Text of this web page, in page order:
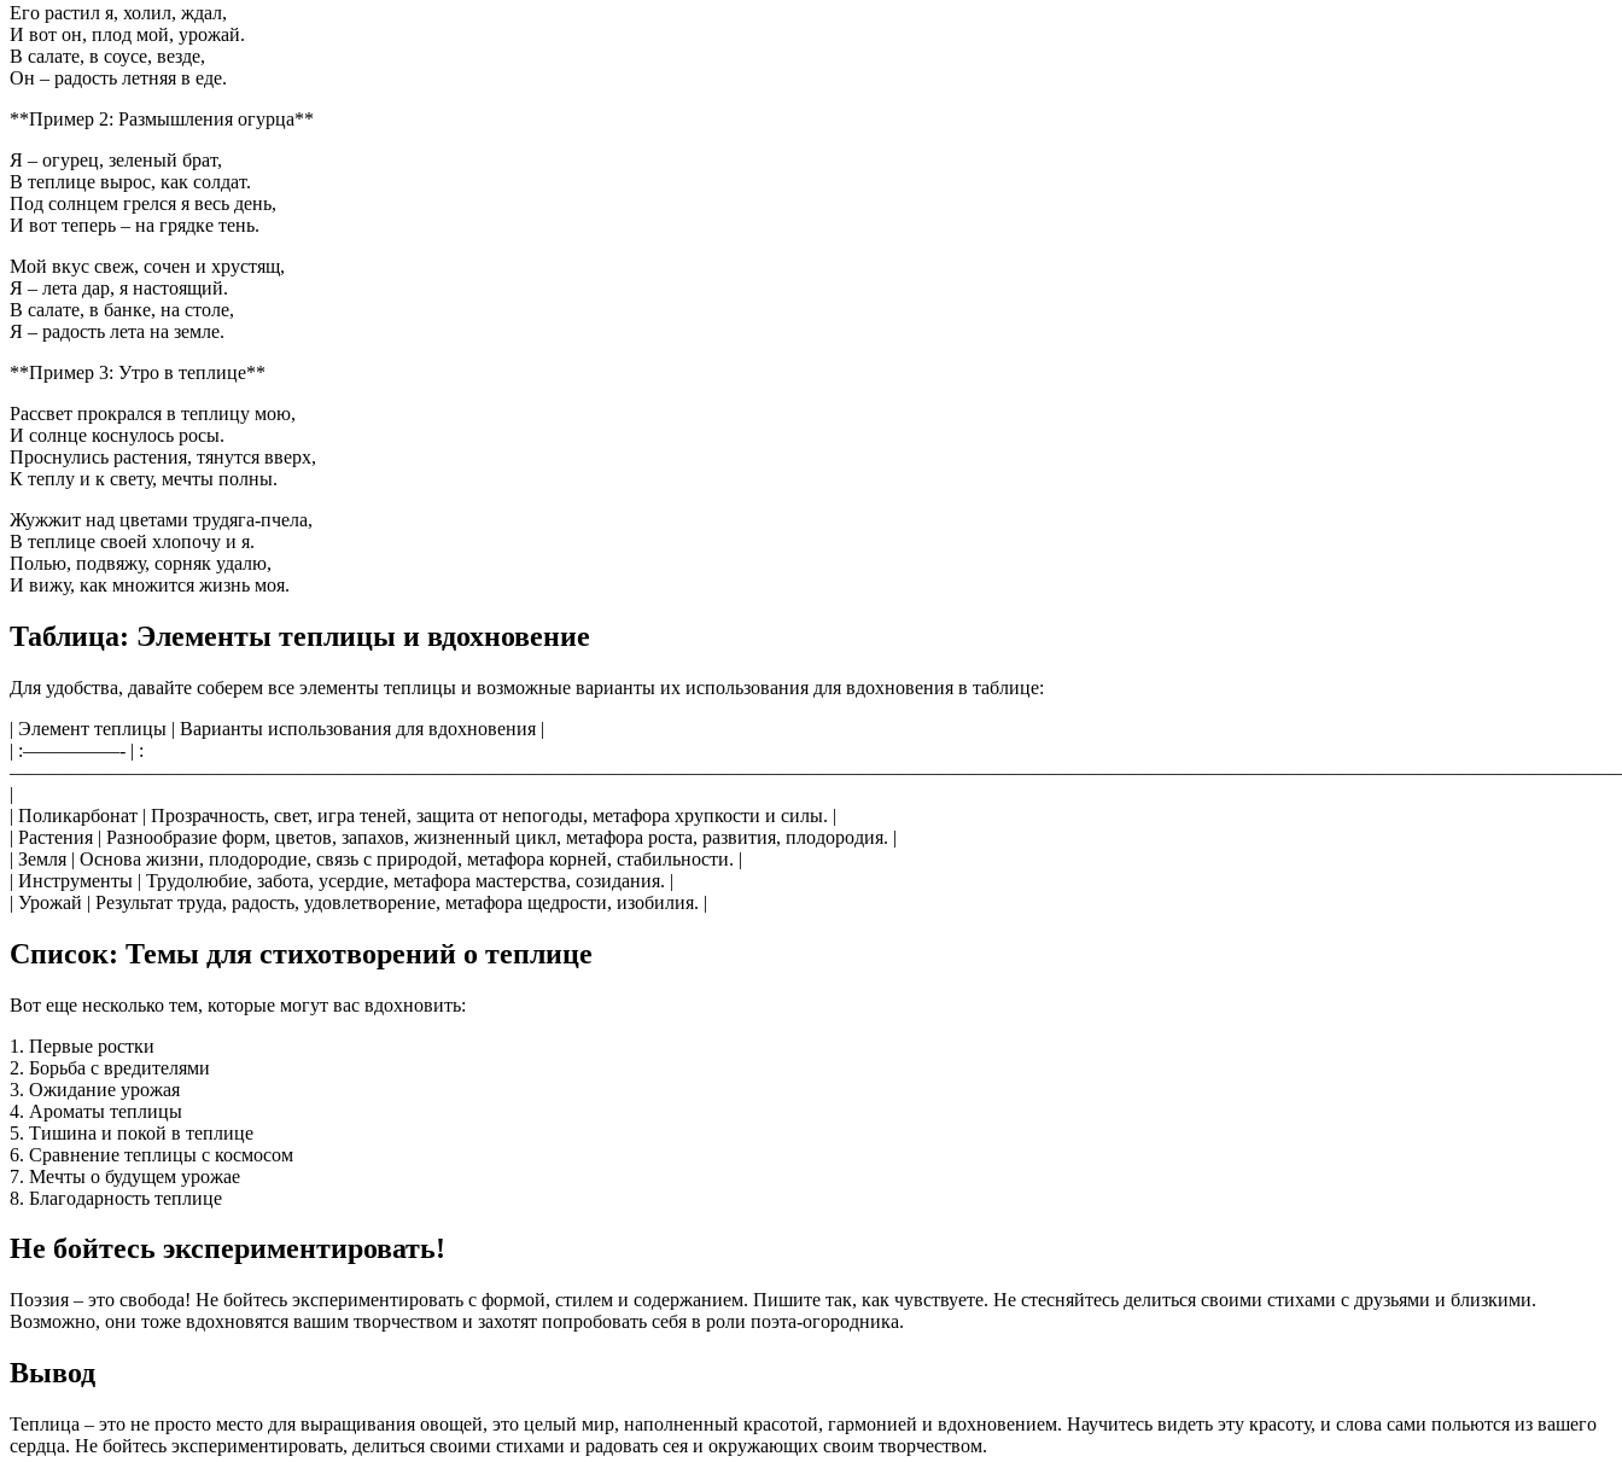
Его растил я, холил, ждал,
И вот он, плод мой, урожай.
В салате, в соусе, везде,
Он – радость летняя в еде.
**Пример 2: Размышления огурца**
Я – огурец, зеленый брат,
В теплице вырос, как солдат.
Под солнцем грелся я весь день,
И вот теперь – на грядке тень.
Мой вкус свеж, сочен и хрустящ,
Я – лета дар, я настоящий.
В салате, в банке, на столе,
Я – радость лета на земле.
**Пример 3: Утро в теплице**
Рассвет прокрался в теплицу мою,
И солнце коснулось росы.
Проснулись растения, тянутся вверх,
К теплу и к свету, мечты полны.
Жужжит над цветами трудяга-пчела,
В теплице своей хлопочу и я.
Полью, подвяжу, сорняк удалю,
И вижу, как множится жизнь моя.
Таблица: Элементы теплицы и вдохновение
Для удобства, давайте соберем все элементы теплицы и возможные варианты их использования для вдохновения в таблице:
| Элемент теплицы | Варианты использования для вдохновения |
| :—————- | :
|
| Поликарбонат | Прозрачность, свет, игра теней, защита от непогоды, метафора хрупкости и силы. |
| Растения | Разнообразие форм, цветов, запахов, жизненный цикл, метафора роста, развития, плодородия. |
| Земля | Основа жизни, плодородие, связь с природой, метафора корней, стабильности. |
| Инструменты | Трудолюбие, забота, усердие, метафора мастерства, созидания. |
| Урожай | Результат труда, радость, удовлетворение, метафора щедрости, изобилия. |
Список: Темы для стихотворений о теплице
Вот еще несколько тем, которые могут вас вдохновить:
1. Первые ростки
2. Борьба с вредителями
3. Ожидание урожая
4. Ароматы теплицы
5. Тишина и покой в теплице
6. Сравнение теплицы с космосом
7. Мечты о будущем урожае
8. Благодарность теплице
Не бойтесь экспериментировать!
Поэзия – это свобода! Не бойтесь экспериментировать с формой, стилем и содержанием. Пишите так, как чувствуете. Не стесняйтесь делиться своими стихами с друзьями и близкими.
Возможно, они тоже вдохновятся вашим творчеством и захотят попробовать себя в роли поэта-огородника.
Вывод
Теплица – это не просто место для выращивания овощей, это целый мир, наполненный красотой, гармонией и вдохновением. Научитесь видеть эту красоту, и слова сами польются из вашего
сердца. Не бойтесь экспериментировать, делиться своими стихами и радовать сея и окружающих своим творчеством.